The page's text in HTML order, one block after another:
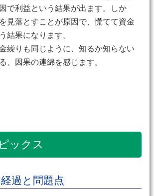
で利益という結果が出ます。しか
見落とすことが原因で、慌てて資金
結果になります。
繰りも同じように、知るか知らない
、因果の連綿を感じます。
ックス
経過と問題点